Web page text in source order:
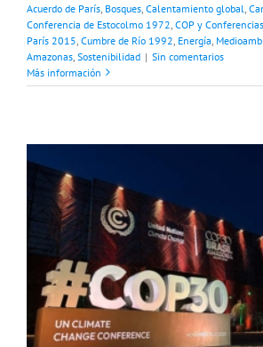
Acuerdo de París Bosques Calentamiento global
Conferencia de Estocolmo 1972 COP y
París 2015 Cumbre de Río 1992 Energía
Amazonas Sostenibilidad | Sin comentarios
Más información